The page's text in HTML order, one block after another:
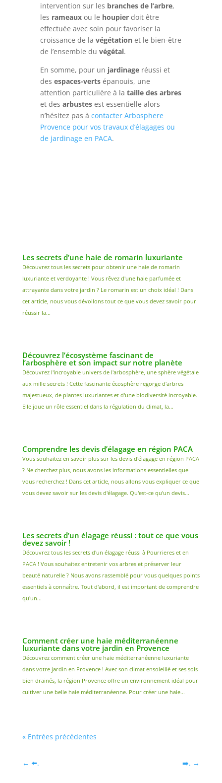
intervention sur les branches de l’arbre,
les rameauxou le houpierdoit être
effectuée avec soin pour favoriser la
croissance de la végétationet le bien-être
de l’ensemble du végétal.
En somme, pour un jardinageréussi et
des espaces-vertsépanouis, une
attention particulière à la taille des arbres
et des arbustesest essentielle alors
n’hésitez pas à contacter Arbosphere
Provence pour vos travaux d’élagages ou
de jardinage en PACA.
Les secrets d’une haie de romarin luxuriante
Découvrez tous les secrets pour obtenir une haie de romarin
luxuriante et verdoyante ! Vous rêvez d'une haie parfumée et
attrayante dans votre jardin ? Le romarin est un choix idéal ! Dans
cet article, nous vous dévoilons tout ce que vous devez savoir pour
réussir la...
Découvrez l’écosystème fascinant de
l’arbosphère et son impact sur notre planète
Découvrez l'incroyable univers de l'arbosphère, une sphère végétale
aux mille secrets ! Cette fascinante écosphère regorge d'arbres
majestueux, de plantes luxuriantes et d'une biodiversité incroyable.
Elle joue un rôle essentiel dans la régulation du climat, la...
Comprendre les devis d’élagage en région PACA
Vous souhaitez en savoir plus sur les devis d'élagage en région PACA
? Ne cherchez plus, nous avons les informations essentielles que
vous recherchez ! Dans cet article, nous allons vous expliquer ce que
vous devez savoir sur les devis d'élagage. Qu'est-ce qu'un devis...
Les secrets d’un élagage réussi : tout ce que vous
devez savoir !
Découvrez tous les secrets d'un élagage réussi à Pourrieres et en
PACA ! Vous souhaitez entretenir vos arbres et préserver leur
beauté naturelle ? Nous avons rassemblé pour vous quelques points
essentiels à connaître. Tout d'abord, il est important de comprendre
qu'un...
Comment créer une haie méditerranéenne
luxuriante dans votre jardin en Provence
Découvrez comment créer une haie méditerranéenne luxuriante
dans votre jardin en Provence ! Avec son climat ensoleillé et ses sols
bien drainés, la région Provence offre un environnement idéal pour
cultiver une belle haie méditerranéenne. Pour créer une haie...
« Entrées précédentes
← ⬅️. ➡️. →